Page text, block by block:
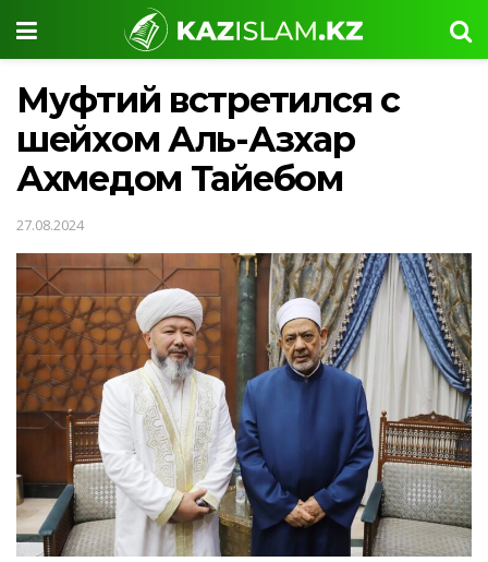
Муфтий встретился с
шейхом Аль-Азхар
Ахмедом Тайебом
27.08.2024